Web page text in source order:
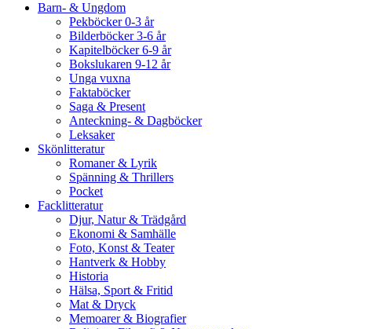
Barn- & Ungdom
Pekböcker 0-3 år
Bilderböcker 3-6 år
Kapitelböcker 6-9 år
Bokslukaren 9-12 år
Unga vuxna
Faktaböcker
Saga & Present
Anteckning- & Dagböcker
Leksaker
Skönlitteratur
Romaner & Lyrik
Spänning & Thrillers
Pocket
Facklitteratur
Djur, Natur & Trädgård
Ekonomi & Samhälle
Foto, Konst & Teater
Hantverk & Hobby
Historia
Hälsa, Sport & Fritid
Mat & Dryck
Memoarer & Biografier